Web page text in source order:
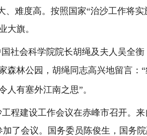
、难度高。按照国家“治沙工作将实
大旗。
社会科学院院长胡绳及夫人吴全
森林公园，胡绳同志高兴地留言：
人有塞外江南之思”。
程建设工作会议在赤峰市召开。来
加了会议。国务委员陈俊生，国务